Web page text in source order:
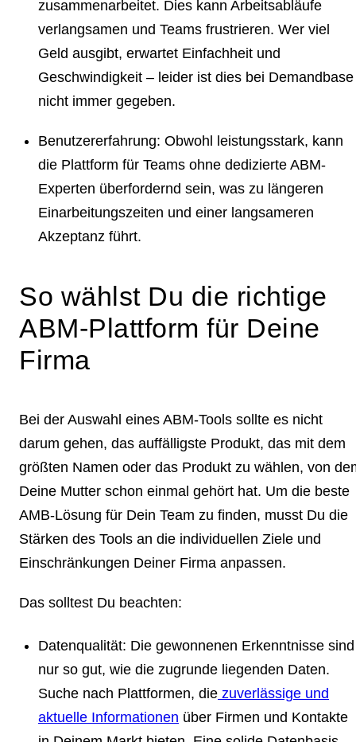
zusammenarbeitet. Dies kann Arbeitsabläufe
verlangsamen und Teams frustrieren. Wer viel
Geld ausgibt, erwartet Einfachheit und
Geschwindigkeit – leider ist dies bei Demandbase
nicht immer gegeben.
Benutzererfahrung: Obwohl leistungsstark, kann
die Plattform für Teams ohne dedizierte ABM-
Experten überfordernd sein, was zu längeren
Einarbeitungszeiten und einer langsameren
Akzeptanz führt.
So wählst Du die richtige
ABM-Plattform für Deine
Firma
Bei der Auswahl eines ABM-Tools sollte es nicht
darum gehen, das auffälligste Produkt, das mit dem
größten Namen oder das Produkt zu wählen, von
Deine Mutter schon einmal gehört hat. Um die beste
AMB-Lösung für Dein Team zu finden, musst Du die
Stärken des Tools an die individuellen Ziele und
Einschränkungen Deiner Firma anpassen.
Das solltest Du beachten:
Datenqualität: Die gewonnenen Erkenntnisse sind
nur so gut, wie die zugrunde liegenden Daten.
Suche nach Plattformen, die zuverlässige und
aktuelle Informationen über Firmen und Kontakte